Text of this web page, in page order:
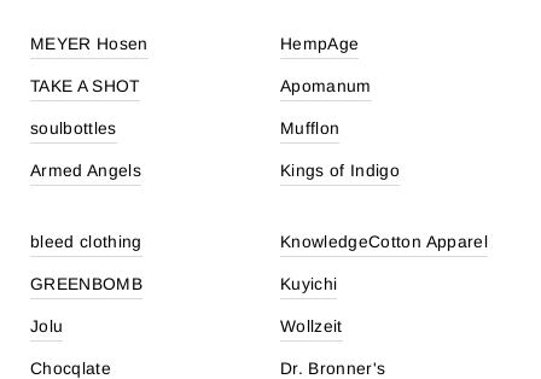
MEYER Hosen HempAge
TAKE A SHOT Apomanum
soulbottles Mufflon
Armed Angels Kings of Indigo
bleed clothing KnowledgeCotton Apparel
GREENBOMB Kuyichi
Jolu Wollzeit
Chocqlate Dr. Bronner's